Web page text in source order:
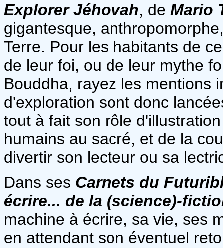
Explorer Jéhovah, de Mario
gigantesque,
Terre. Pour les habitants de
de leur foi, ou de leur mythe
Bouddha, rayez les mentions
d'exploration sont donc
tout à fait son rôle
humains au sacré, et de la
divertir son lecteur ou sa
Dans ses Carnets du
écrire... de la (science)-
machine à écrire, sa vie, ses
en attendant son éventuel